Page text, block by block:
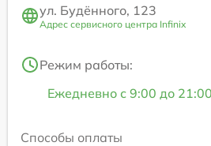
ул. Будённого, 123
Адрес сервисного центра Infinix
Режим работы:
Ежедневно с 9:00 до 21:00
Способы оплаты